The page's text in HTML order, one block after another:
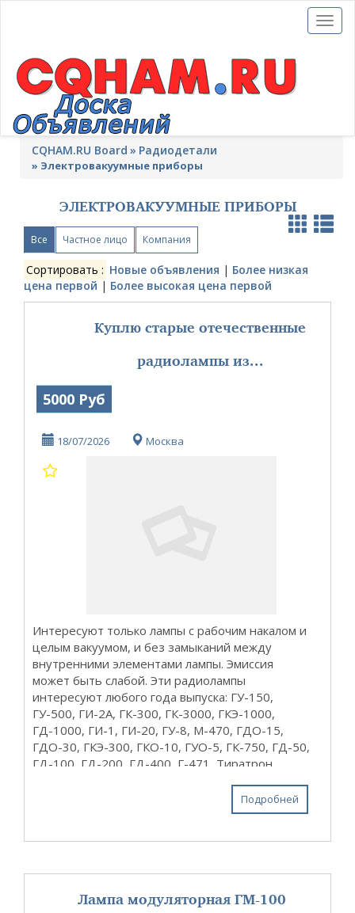
Toggle
CQHAM.RU Board Радиодетали
» Электровакуумные приборы
ЭЛЕКТРОВАКУУМНЫЕ ПРИБОРЫ
Все Частное лицо Компания
Сортировать : Новые объявления | Более низкая
цена первой | Более высокая цена первой
Куплю старые отечественные
радиолампы из...
5000 Руб
18/07/2026 Москва
Интересуют только лампы с рабочим накалом и
целым вакуумом, и без замыканий между
внутренними элементами лампы. Эмиссия
может быть слабой. Эти радиолампы
интересуют любого года выпуска: ГУ-150,
ГУ-500, ГИ-2А, ГК-300, ГК-3000, ГКЭ-1000,
ГД-1000, ГИ-1, ГИ-20, ГУ-8, М-470, ГДО-15,
ГДО-30, ГКЭ-300, ГКО-10, ГУО-5, ГК-750, ГД-50,
ГД-100, ГД-200, ГД-400, Г-471, Тиратрон
Подробней
Лампа модуляторная ГМ-100